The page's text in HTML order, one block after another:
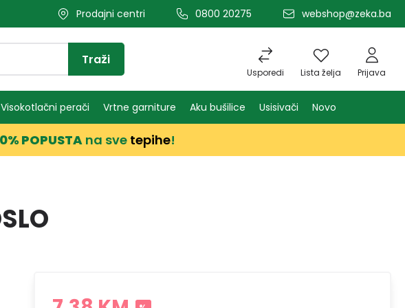
Prodajni centri 0800 20275 webshop@zeka.ba
Usporedi Lista želja Prijava
Traži
Visokotlačni perači Vrtne garniture Aku bušilice Usisivači Novo
POPUSTA na sve tepihe!